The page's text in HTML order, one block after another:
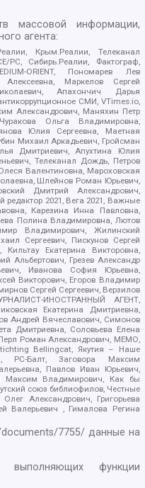
массовой информации,
агента:
Крым.Реалии, Телеканал
Сибирь.Реалии, Фактограф,
ORIENT, Пономарев Лев
Маркелов Сергей
Апахончич Дарья
СМИ, VTimes.io,
Александрович, Маняхин Петр
Ольга Владимировна,
Юлия Сергеевна, Маетная
Михаил Аркадьевич, Гройсман
Дмитриевич, Апухтина Юлия
Телеканал Дождь, Петров
Валентиновна, Мароховская
Шлейнов Роман Юрьевич,
Дмитрий Александрович,
2021, Вега 2021, Важные
Карезина Инна Павловна,
Полина Владимировна, Лютов
Владимирович, Жилинский
Сергеевич, Пискунов Сергей
Кильтау Екатерина Викторовна,
Альбертович, Грезев Александр
Иванова София Юрьевна,
Викторович, Егоров Владимир
Сергей Сергеевич, Верзилов
ИНОСТРАННЫЙ АГЕНТ,
Екатерина Дмитриевна,
Андрей Вячеславович, Симонов
Дмитриевна, Соловьева Елена
Роман Александрович, МЕМО,
Bellingcat, Якутия – Наше
РС-Балт, Заговора Максим
Павлов Иван Юрьевич,
Максим Владимирович, Как бы
союз библиофилов, Честные
Александрович, Григорьева
Валерьевич , Гималова Регина
7755/ данные на
функции